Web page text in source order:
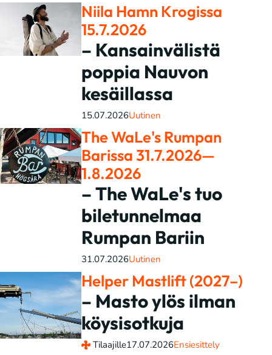
Niila Hamn Krogissa
15.7.2026
– Kansainvälistä
poppia Nauvon
kesäillassa
15.07.2026Uutinen
The WaLe's Rumpan
Barissa 31.7.2026—
1.8.2026
– The WaLe's tuo
biletunnelmaa
Rumpan Bariin
31.07.2026Uutinen
Helper Mastlift (2027–)
– Masto ylös ilman
köysisotkuja
Tilaajille17.07.2026Ensiesittely